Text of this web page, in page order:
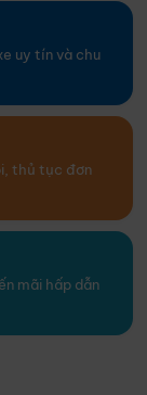
uy tín và chu
thủ tục đơn
mãi hấp dẫn